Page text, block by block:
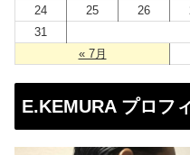
« 7月
24
25 26
31
E.KEMURA プロフ